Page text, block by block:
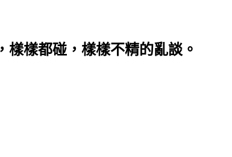
樣都碰，樣樣不精的亂談。